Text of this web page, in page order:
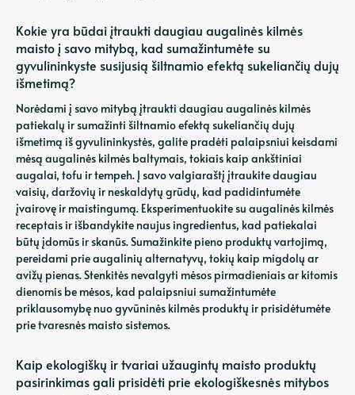
Kokie yra būdai įtraukti daugiau augalinės kilmės
maisto į savo mitybą, kad sumažintumėte su
gyvulininkyste susijusią šiltnamio efektą sukeliančių dujų
išmetimą?
Norėdami į savo mitybą įtraukti daugiau augalinės kilmės
patiekalų ir sumažinti šiltnamio efektą sukeliančių dujų
išmetimą iš gyvulininkystės, galite pradėti palaipsniui keisdami
mėsą augalinės kilmės baltymais, tokiais kaip ankštiniai
augalai, tofu ir tempeh. Į savo valgiaraštį įtraukite daugiau
vaisių, daržovių ir neskaldytų grūdų, kad padidintumėte
įvairovę ir maistingumą. Eksperimentuokite su augalinės kilmės
receptais ir išbandykite naujus ingredientus, kad patiekalai
būtų įdomūs ir skanūs. Sumažinkite pieno produktų vartojimą,
pereidami prie augalinių alternatyvų, tokių kaip migdolų ar
avižų pienas. Stenkitės nevalgyti mėsos pirmadieniais ar kitomis
dienomis be mėsos, kad palaipsniui sumažintumėte
priklausomybę nuo gyvūninės kilmės produktų ir prisidėtumėte
prie tvaresnės maisto sistemos.
Kaip ekologiškų ir tvariai užaugintų maisto produktų
pasirinkimas gali prisidėti prie ekologiškesnės mitybos